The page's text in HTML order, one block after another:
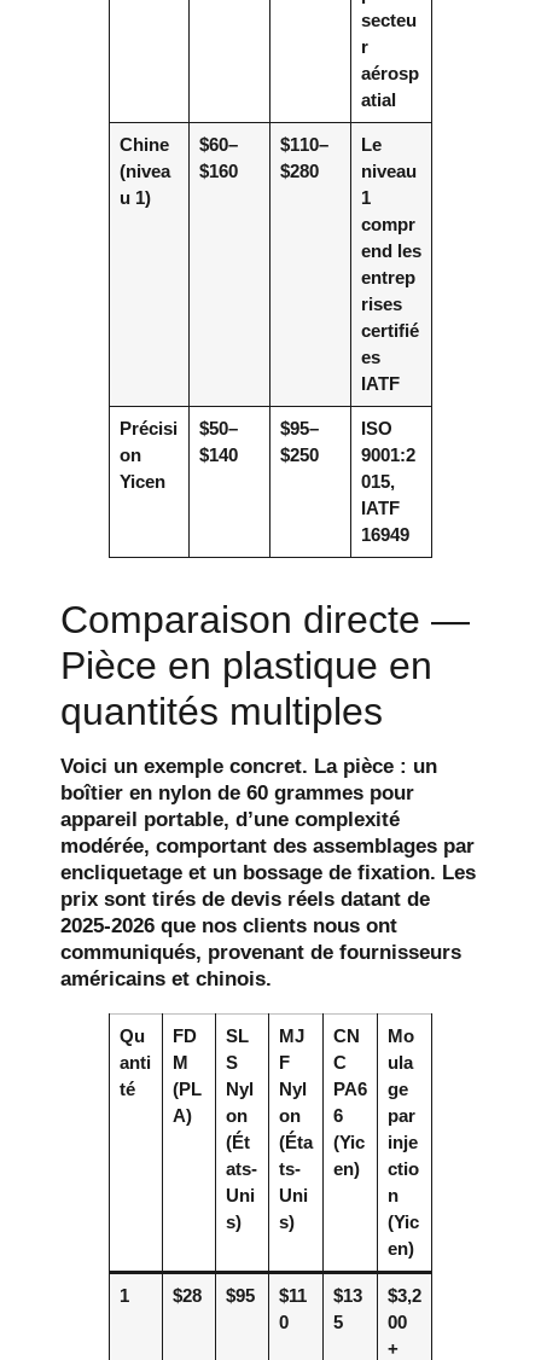
secteu
r
aérosp
atial
Chine
(nivea
u 1)
$60–
$160
$110–
$280
Le
niveau
1
compr
end les
entrep
rises
certifié
es
IATF
Précisi
on
Yicen
$50–
$140
$95–
$250
ISO
9001:2
015,
IATF
16949
Comparaison directe —
Pièce en plastique en
quantités multiples
Voici un exemple concret. La pièce : un
boîtier en nylon de 60 grammes pour
appareil portable, d’une complexité
modérée, comportant des assemblages par
encliquetage et un bossage de fixation. Les
prix sont tirés de devis réels datant de
2025-2026 que nos clients nous ont
communiqués, provenant de fournisseurs
américains et chinois.
Qu
anti
té
FD
M
(PL
A)
SL
S
Nyl
on
(Ét
ats-
Uni
s)
MJ
F
Nyl
on
(Éta
ts-
Uni
s)
CN
C
PA6
6
(Yic
en)
Mo
ula
ge
par
inje
ctio
n
(Yic
en)
1 $28 $95
$11
0
$13
5
$3,2
00
+